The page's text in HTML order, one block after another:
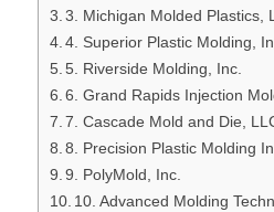
3. Michigan Molded Plastics,
4. Superior Plastic Molding,
5. Riverside Molding, Inc.
6. Grand Rapids Injection
7. Cascade Mold and Die,
8. Precision Plastic Molding
9. PolyMold, Inc.
10. Advanced Molding